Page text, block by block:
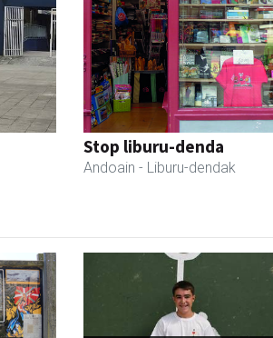
Stop liburu-denda
Andoain - Liburu-dendak